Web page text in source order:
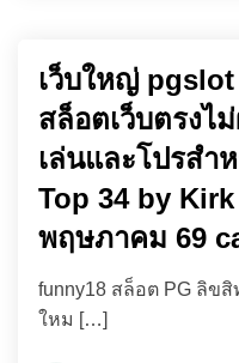
เว็บใหญ่
สล็อตเว็บตรงไ
เล่นและโปรสำ
Top 34 by
พฤษภาคม 69
funny18 สล็อต PG ลิขสิ
ใหม […]